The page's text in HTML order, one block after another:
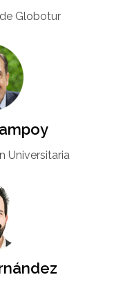
Globotur​
Universitaria​